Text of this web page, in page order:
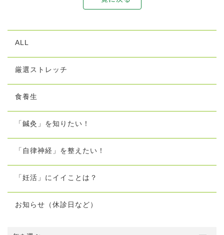
ALL
厳選ストレッチ
食養生
「鍼灸」を知りたい！
「自律神経」を整えたい！
「妊活」にイイことは？
お知らせ（休診日など）